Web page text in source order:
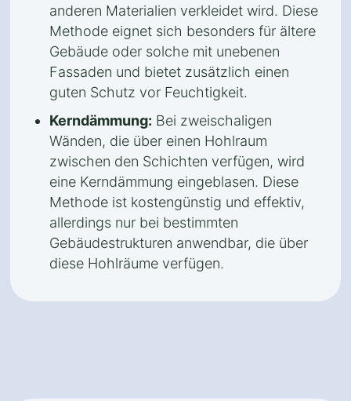
anderen Materialien verkleidet wird. Diese
Methode eignet sich besonders für ältere
Gebäude oder solche mit unebenen
Fassaden und bietet zusätzlich einen
guten Schutz vor Feuchtigkeit.
Kerndämmung: Bei zweischaligen
Wänden, die über einen Hohlraum
zwischen den Schichten verfügen, wird
eine Kerndämmung eingeblasen. Diese
Methode ist kostengünstig und effektiv,
allerdings nur bei bestimmten
Gebäudestrukturen anwendbar, die über
diese Hohlräume verfügen.